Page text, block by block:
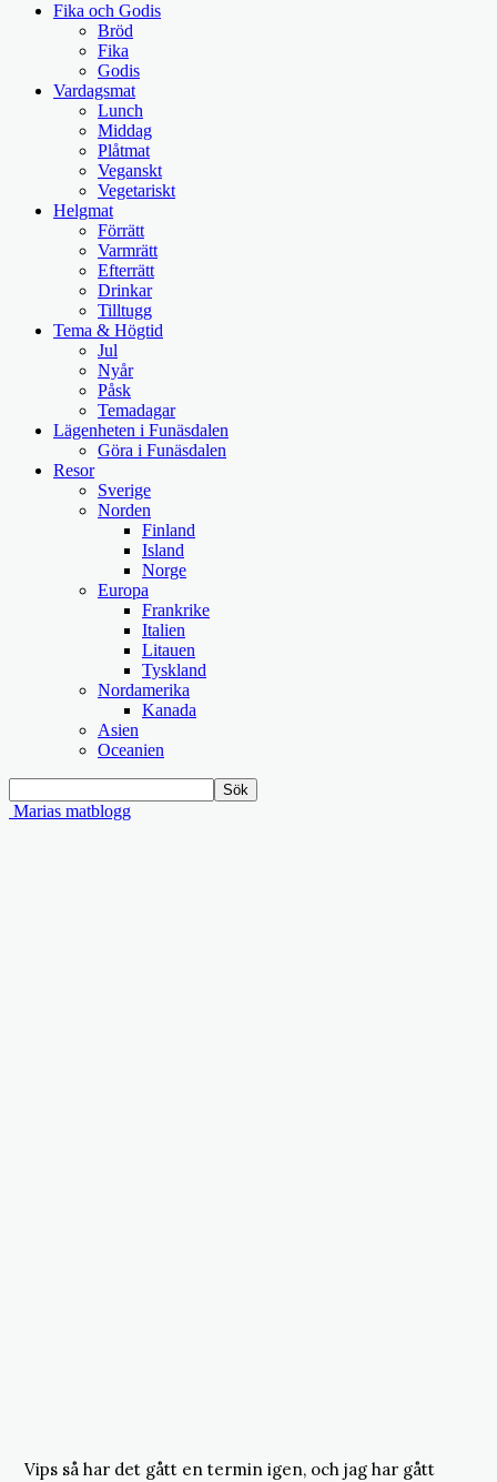
Fika och Godis
Bröd
Fika
Godis
Vardagsmat
Lunch
Middag
Plåtmat
Veganskt
Vegetariskt
Helgmat
Förrätt
Varmrätt
Efterrätt
Drinkar
Tilltugg
Tema & Högtid
Jul
Nyår
Påsk
Temadagar
Lägenheten i Funäsdalen
Göra i Funäsdalen
Resor
Sverige
Norden
Finland
Island
Norge
Europa
Frankrike
Italien
Litauen
Tyskland
Nordamerika
Kanada
Asien
Oceanien
Marias matblogg
Vips så har det gått en termin igen, och jag har gått